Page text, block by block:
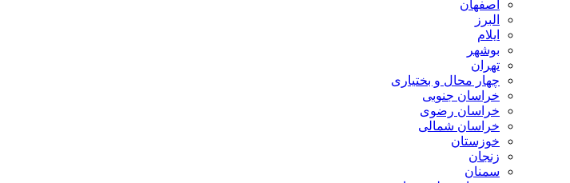
اصفهان
البرز
ایلام
بوشهر
تهران
چهار محال و بختیاری
خراسان جنوبی
خراسان رضوی
خراسان شمالی
خوزستان
زنجان
سمنان